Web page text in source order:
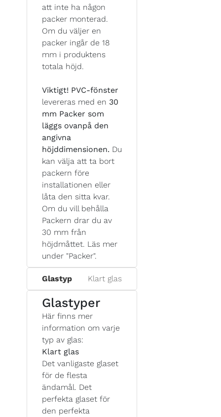
att inte ha någon
packer monterad.
Om du väljer en
packer ingår de 18
mm i produktens
totala höjd.
Viktigt! PVC-fönster
levereras med en 30
mm Packer som
läggs ovanpå den
angivna
höjddimensionen. Du
kan välja att ta bort
packern före
installationen eller
låta den sitta kvar.
Om du vill behålla
Packern drar du av
30 mm från
höjdmåttet. Läs mer
under "Packer".
Glastyp Klart glas
Glastyper
Här finns mer
information om varje
typ av glas:
Klart glas
Det vanligaste glaset
för de flesta
ändamål. Det
perfekta glaset för
den perfekta